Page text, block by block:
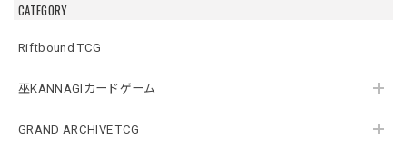
CATEGORY
Riftbound TCG
巫KANNAGIカードゲーム
GRAND ARCHIVE TCG